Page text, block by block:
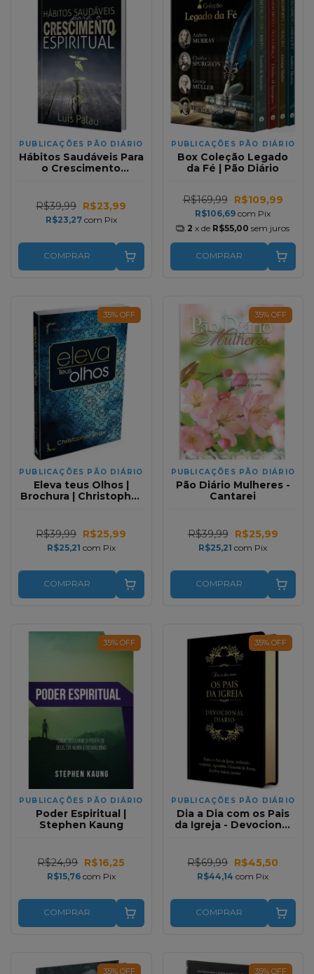
PUBLICAÇÕES PÃO DIÁRIO
Hábitos Saudáveis Para
o Crescimento
R$39,99 R$23,99
R$23,27 com Pix
COMPRAR
PUBLICAÇÕES PÃO DIÁRIO
Box Coleção Legado
da Fé | Pão Diário
R$169,99 R$109,99
R$106,69com Pix
2 x de R$55,00 sem juros
COMPRAR
35% OFF
PUBLICAÇÕES PÃO DIÁRIO
Eleva teus Olhos |
Brochura | Christopher
R$39,99 R$25,99
R$25,21 com Pix
COMPRAR
35% OFF
PUBLICAÇÕES PÃO DIÁRIO
Pão Diário Mulheres -
Cantarei
R$39,99 R$25,99
R$25,21com Pix
COMPRAR
35% OFF
PUBLICAÇÕES PÃO DIÁRIO
Poder Espiritual |
Stephen Kaung
R$24,99 R$16,25
R$15,76 com Pix
COMPRAR
35% OFF
PUBLICAÇÕES PÃO DIÁRIO
Dia a Dia com os Pais
da Igreja - Devocional
R$69,99 R$45,50
R$44,14com Pix
COMPRAR
35% OFF 35% OFF